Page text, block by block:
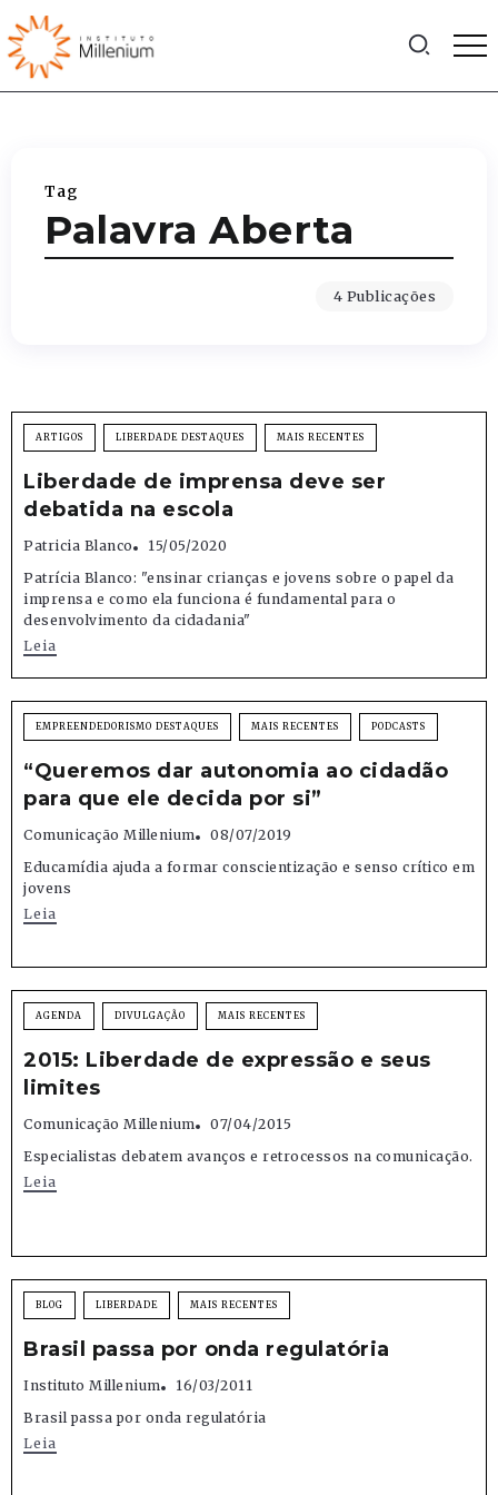
Tag
Palavra Aberta
4 Publicações
ARTIGOS LIBERDADE DESTAQUES MAIS RECENTES
Liberdade de imprensa deve ser
debatida na escola
Patricia Blanco
15/05/2020
Patrícia Blanco: "ensinar crianças e jovens sobre o papel da
imprensa e como ela funciona é fundamental para o
desenvolvimento da cidadania"
Leia
EMPREENDEDORISMO DESTAQUES MAIS RECENTES PODCASTS
“Queremos dar autonomia ao cidadão
para que ele decida por si”
Comunicação Millenium
08/07/2019
Educamídia ajuda a formar conscientização e senso crítico em
jovens
Leia
AGENDA DIVULGAÇÃO MAIS RECENTES
2015: Liberdade de expressão e seus
limites
Comunicação Millenium
07/04/2015
Especialistas debatem avanços e retrocessos na comunicação.
Leia
BLOG LIBERDADE MAIS RECENTES
Brasil passa por onda regulatória
Instituto Millenium
16/03/2011
Brasil passa por onda regulatória
Leia